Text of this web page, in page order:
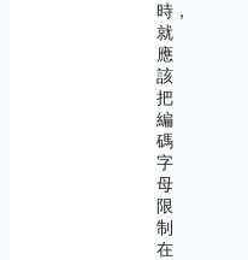
時，
就
應
該
把
編
碼
字
母
限
制
在